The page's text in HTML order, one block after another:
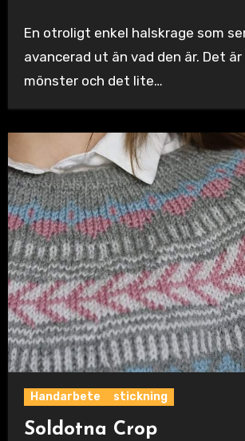
En otroligt enkel halskrage som
avancerad ut än vad den är. Det
mönster och det lite…
Handarbete stickning
Soldotna Crop